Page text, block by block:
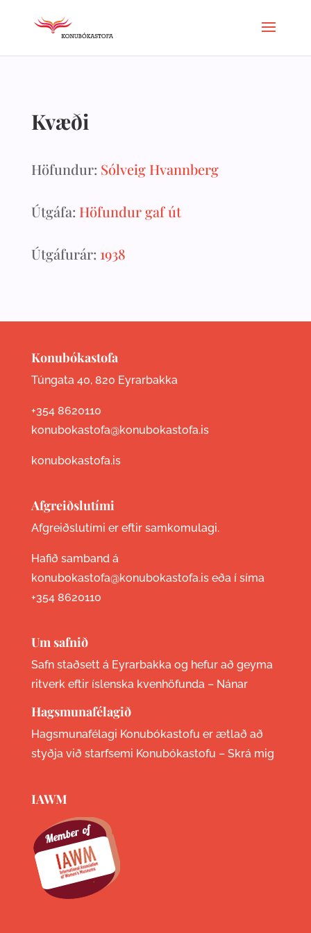
Kvæði
Höfundur: Sólveig Hvannberg
Útgáfa: Höfundur gaf út
Útgáfurár: 1938
Konubókastofa
Túngata 40, 820 Eyrarbakka
+354 8620110
konubokastofa@konubokastofa.is
konubokastofa.is
Afgreiðslutími
Afgreiðslutími er eftir samkomulagi.
Hafið samband á
konubokastofa@konubokastofa.is eða í síma
+354 8620110
Um safnið
Safn staðsett á Eyrarbakka og hefur að geyma
ritverk eftir íslenska kvenhöfunda – Nánar
Hagsmunafélagið
Hagsmunafélagi Konubókastofu er ætlað að
styðja við starfsemi Konubókastofu – Skrá mig
IAWM